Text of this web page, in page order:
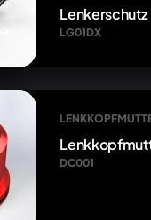
LG01DX
DC001